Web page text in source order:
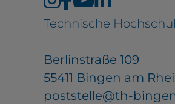
Technische
Berlinstraße 109
55411 Bingen am
poststelle@th-